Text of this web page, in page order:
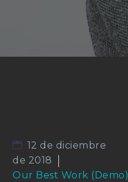
12 de diciembre
de 2018
Our Best Work (Demo)